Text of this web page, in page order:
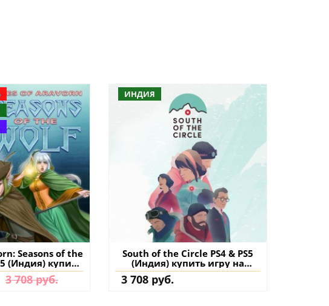
Seasons of the
(Индия) купить
аккаунт
3 708 руб.
ИНДИЯ
South of the Circle PS4 & PS5
(Индия) купить игру на
аккаунт
3 708 руб.